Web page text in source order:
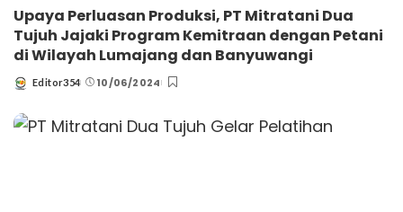
Upaya Perluasan Produksi, PT Mitratani Dua
Tujuh Jajaki Program Kemitraan dengan Petani
di Wilayah Lumajang dan Banyuwangi
Posted
Editor354 10/06/2024